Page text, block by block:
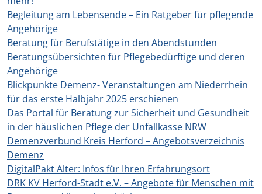
Begleitung am Lebensende – Ein Ratgeber für pflegende
Angehörige
Beratung für Berufstätige in den Abendstunden
Beratungsübersichten für Pflegebedürftige und deren
Angehörige
Blickpunkte Demenz- Veranstaltungen am Niederrhein
für das erste Halbjahr 2025 erschienen
Das Portal für Beratung zur Sicherheit und Gesundheit
in der häuslichen Pflege der Unfallkasse NRW
Demenzverbund Kreis Herford – Angebotsverzeichnis
Demenz
DigitalPakt Alter: Infos für Ihren Erfahrungsort
DRK KV Herford-Stadt e.V. – Angebote für Menschen mit